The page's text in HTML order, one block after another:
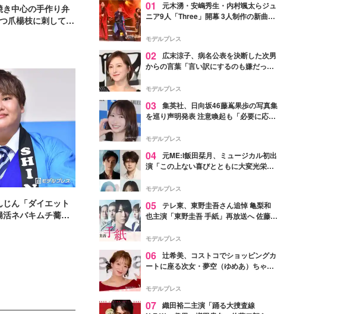
中心の手作り弁
爪楊枝に刺してる
と反響
ん「ダイエット
ネバキムチ蕎麦
食欲そそる」の
衣装作りは、多くの女性たちに勇
気と自信を与え続けている。
01
元木湧・安嶋秀生・内村颯太らジュ
ニア9人「Three」開幕 3人制作の新曲＆
進んで夢を掴みたい」【ゲネプロレポ】
モデルプレス
02
広末涼子、病名公表を決断した次男
からの言葉「言い訳にするのも嫌だっ
モデルプレス
03 集英社、日向坂46藤嶌果歩の写真集
を巡り声明発表 注意喚起も「必要に応じ
モデルプレス
04 元ME:I飯田栞月、ミュージカル初出
演「この上ない喜びとともに大変光栄」
ャスト発表
モデルプレス
05 テレ東、東野圭吾さん追悼 亀梨和
也主演「東野圭吾 手紙」再放送へ 佐藤隆
モデルプレス
06 辻希美、コストコでショッピングカ
ートに座る次女・夢空（ゆめあ）ちゃん
ぎ」「成長を感じる」の声
モデルプレス
07 織田裕二主演「踊る大捜査線